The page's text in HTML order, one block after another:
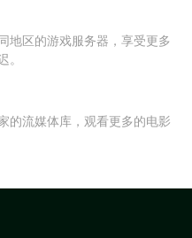
地区的游戏服务器，享受更多
的流媒体库，观看更多的电影